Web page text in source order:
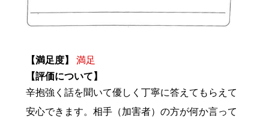
【満足度】
満足
【評価について】
辛抱強く話を聞いて優しく丁寧に答えてもらえて
安心できます。相手（加害者）の方が何か言って